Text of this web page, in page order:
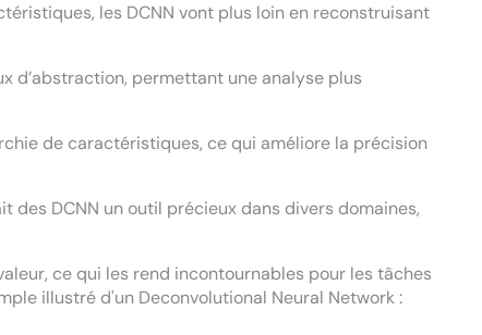
les DCNN vont plus loin en reconstruisant
d’abstraction, permettant une analyse plus
de caractéristiques, ce qui améliore la précision
DCNN un outil précieux dans divers domaines,
ce qui les rend incontournables pour les tâches
illustré d'un Deconvolutional Neural Network :